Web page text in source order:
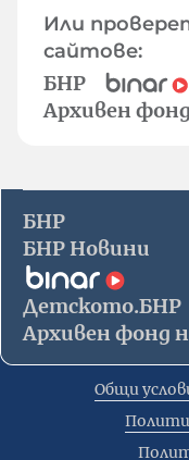
Или
сайтове:
БНР
Архивен
БНР
БНР Новини
Детското.БНР
Архивен фонд
Общи